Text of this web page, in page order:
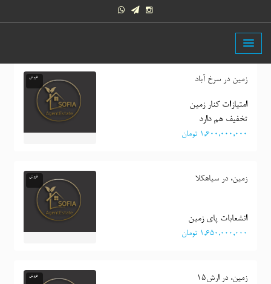
زمین در سرخ آباد
تخفیف هم دارد
١,٦٠٠,٠٠٠,٠٠٠ تومان
فروش
زمین، در سیاهکلا
انشعابات پای زمین
١,٦٥٠,٠٠٠,٠٠٠ تومان
فروش
زمین، در ارش15 فروش